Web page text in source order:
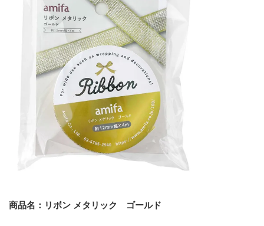
商品名：リボン メタリック ゴールド